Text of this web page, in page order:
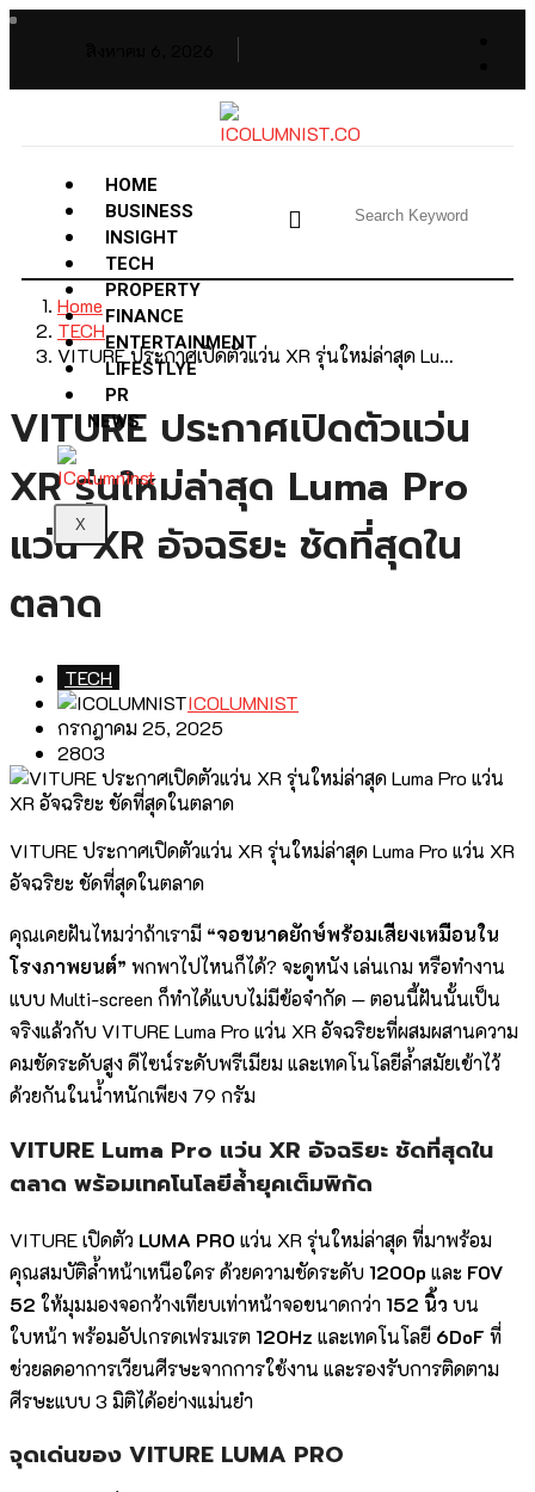
HOME
BUSINESS
INSIGHT
TECH
PROPERTY
FINANCE
ENTERTAINMENT
LIFESTLYE
PR
NEWS
X
Home
TECH
VITURE ประกาศเปิดตัวแว่น XR รุ่นใหม่ล่าสุด Lu…
VITURE ประกาศเปิดตัวแว่น
XR รุ่นใหม่ล่าสุด Luma Pro
แว่น XR อัจฉริยะ ชัดที่สุดใน
ตลาด
TECH
ICOLUMNIST
กรกฎาคม 25, 2025
2803
VITURE ประกาศเปิดตัวแว่น XR รุ่นใหม่ล่าสุด Luma Pro แว่น XR
อัจฉริยะ ชัดที่สุดในตลาด
คุณเคยฝันไหมว่าถ้าเรามี “จอขนาดยักษ์พร้อมเสียงเหมือนใน
โรงภาพยนต์” พกพาไปไหนก็ได้? จะดูหนัง เล่นเกม หรือทำงาน
แบบ Multi-screen ก็ทำได้แบบไม่มีข้อจำกัด — ตอนนี้ฝันนั้นเป็น
จริงแล้วกับ VITURE Luma Pro แว่น XR อัจฉริยะที่ผสมผสานความ
คมชัดระดับสูง ดีไซน์ระดับพรีเมียม และเทคโนโลยีล้ำสมัยเข้าไว้
ด้วยกันในน้ำหนักเพียง 79 กรัม
VITURE Luma Pro แว่น XR อัจฉริยะ ชัดที่สุดใน
ตลาด พร้อมเทคโนโลยีล้ำยุคเต็มพิกัด
VITURE เปิดตัว LUMA PRO แว่น XR รุ่นใหม่ล่าสุด ที่มาพร้อม
คุณสมบัติล้ำหน้าเหนือใคร ด้วยความชัดระดับ1200p และ FOV
52 ให้มุมมองจอกว้างเทียบเท่าหน้าจอขนาดกว่า152 นิ้ว บน
ใบหน้า พร้อมอัปเกรดเฟรมเรต120Hz และเทคโนโลยี 6DoF ที่
ช่วยลดอาการเวียนศีรษะจากการใช้งาน และรองรับการติดตาม
ศีรษะแบบ 3 มิติได้อย่างแม่นยำ
จุดเด่นของ VITURE LUMA PRO